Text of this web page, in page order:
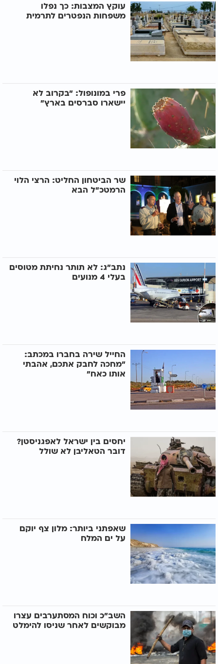
עוקץ המצבות: כך נפלו
משפחות הנפטרים לתרמית
פרי במונופול: "בקרוב לא
יישארו סברסים בארץ"
שר הביטחון החליט: הרצי הלוי
הרמטכ"ל הבא
נתב"ג: לא תותר נחיתת מטוסים
בעלי 4 מנועים
החייל שירה בחברו במכתב:
"מחכה לחבק אתכם, אהבתי
אותו כאח"
יחסים בין ישראל לאפגניסטן?
דובר הטאליבן לא שולל
שאפתני ביותר: מלון צף יוקם
על ים המלח
השב"כ וכוח המסתערבים עצרו
מבוקשים לאחר שניסו להימלט